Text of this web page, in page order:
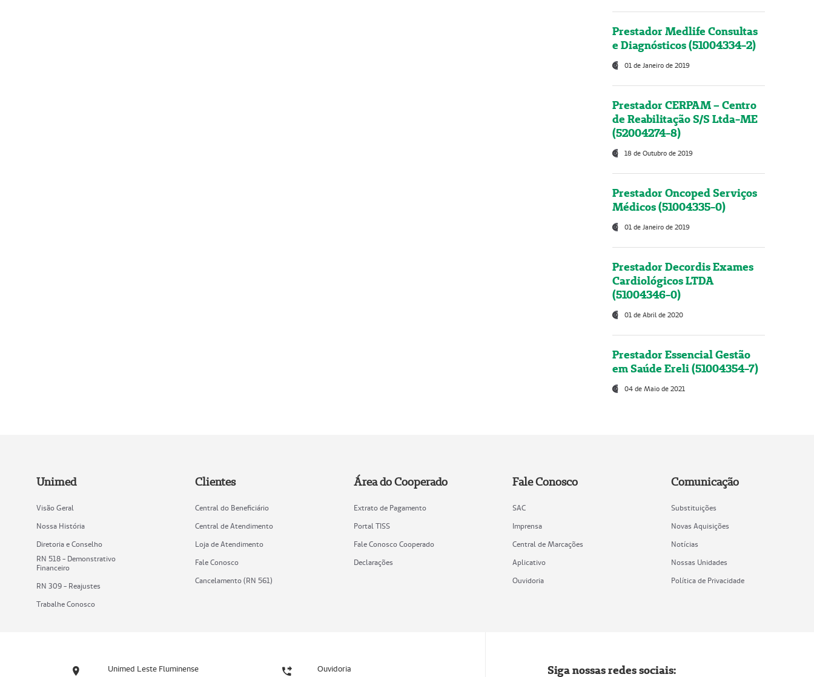
Prestador Medlife Consultas
e Diagnósticos (51004334-2)
01 de Janeiro de 2019
Prestador CERPAM – Centro
de Reabilitação S/S Ltda-ME
(52004274-8)
18 de Outubro de 2019
Prestador Oncoped Serviços
Médicos (51004335-0)
01 de Janeiro de 2019
Prestador Decordis Exames
Cardiológicos LTDA
(51004346-0)
01 de Abril de 2020
Prestador Essencial Gestão
em Saúde Ereli (51004354-7)
04 de Maio de 2021
Unimed
Visão Geral
Nossa História
Diretoria e Conselho
RN 518 - Demonstrativo
Financeiro
RN 309 - Reajustes
Trabalhe Conosco
Clientes
Central do Beneficiário
Central de Atendimento
Loja de Atendimento
Fale Conosco
Cancelamento (RN 561)
Área do Cooperado
Extrato de Pagamento
Portal TISS
Fale Conosco Cooperado
Declarações
Fale Conosco
SAC
Imprensa
Central de Marcações
Aplicativo
Ouvidoria
Comunicação
Substituições
Novas Aquisições
Notícias
Nossas Unidades
Política de Privacidade
Unimed Leste Fluminense Ouvidoria Siga nossas redes sociais: